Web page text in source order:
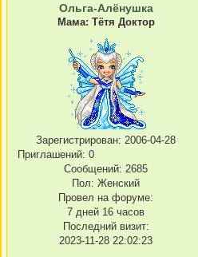
Ольга-Алёнушка
Мама: Тётя Доктор
Зарегистрирован: 2006-04-28
Приглашений: 0
Сообщений: 2685
Пол: Женский
Провел на форуме:
7 дней 16 часов
Последний визит:
2023-11-28 22:02:23